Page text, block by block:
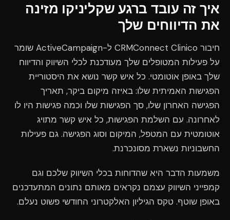
איך זה עובד ברגע שקליניקו מזינה
את הדיווחים שלך
חיבור CRMConnect Clinico ל-ActiveCampaign שומר
על פעילות המטופלים שלך מעודכנת לכלי השיווק והדיווח
שלך באופן אוטומטי. כל איש קשר נושא את היסטוריית
הפגישות האמיתית שלו: באיזה מיקום ביקר, תאריך
הפגישה האחרון שלו, סך הפגישות שלו וכמה פגישות היו לו
לאחרונה. עם השלמת הפגישות, כל איש קשר מתויג
אוטומטית עם המטפל, המיקום וסוג הפגישה. גם פעילות
החשבוניות נשארת מסונכרנת.
משמעות הדבר היא שהדוחות בכלי השיווק שלכם וגם
קמפייני השיווק עצמם נקראים מאותם נתונים המתעדכנים
באופן שוטף. טקס הגיליון האלקטרוני החודשי פשוט נעלם.